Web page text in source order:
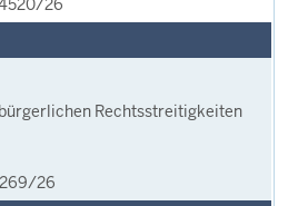
26
Rechtsstreitigkeiten
26